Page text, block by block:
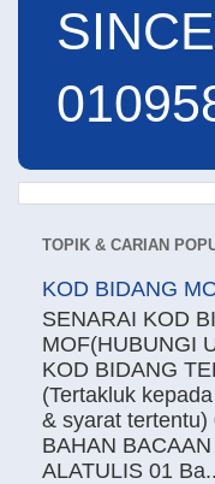
TOPIK & CARIAN
KOD BIDANG
SENARAI KOD
MOF(HUBUNGI
KOD BIDANG
(Tertakluk
& syarat tertentu)
BAHAN
ALATULIS 01